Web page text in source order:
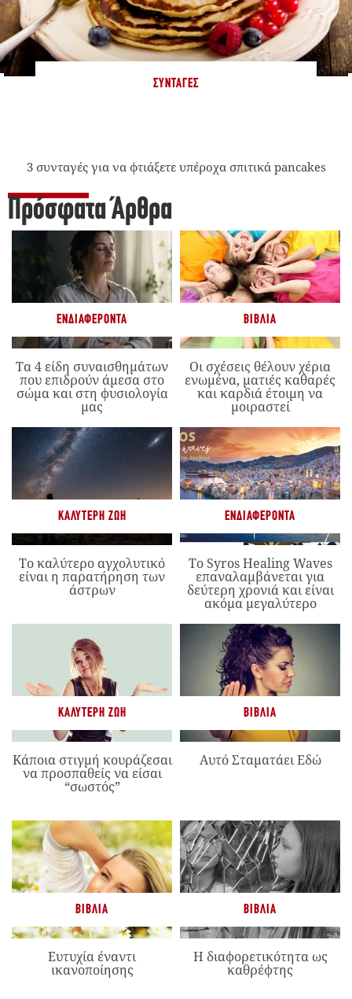
ΣΥΝΤΑΓΈΣ
3 συνταγές για να φτιάξετε υπέροχα σπιτικά pancakes
Πρόσφατα Άρθρα
ΕΝΔΙΑΦΈΡΟΝΤΑ
Τα 4 είδη συναισθημάτων
που επιδρούν άμεσα στο
σώμα και στη φυσιολογία
μας
ΒΙΒΛΊΑ
Οι σχέσεις θέλουν χέρια
ενωμένα, ματιές καθαρές
και καρδιά έτοιμη να
μοιραστεί
ΚΑΛΎΤΕΡΗ ΖΩΉ
Το καλύτερο αγχολυτικό
είναι η παρατήρηση των
άστρων
ΕΝΔΙΑΦΈΡΟΝΤΑ
Το Syros Healing Waves
επαναλαμβάνεται για
δεύτερη χρονιά και είναι
ακόμα μεγαλύτερο
ΚΑΛΎΤΕΡΗ ΖΩΉ
Κάποια στιγμή κουράζεσαι
να προσπαθείς να είσαι
“σωστός”
ΒΙΒΛΊΑ
Αυτό Σταματάει Εδώ
ΒΙΒΛΊΑ
Ευτυχία έναντι
ικανοποίησης
ΒΙΒΛΊΑ
Η διαφορετικότητα ως
καθρέφτης